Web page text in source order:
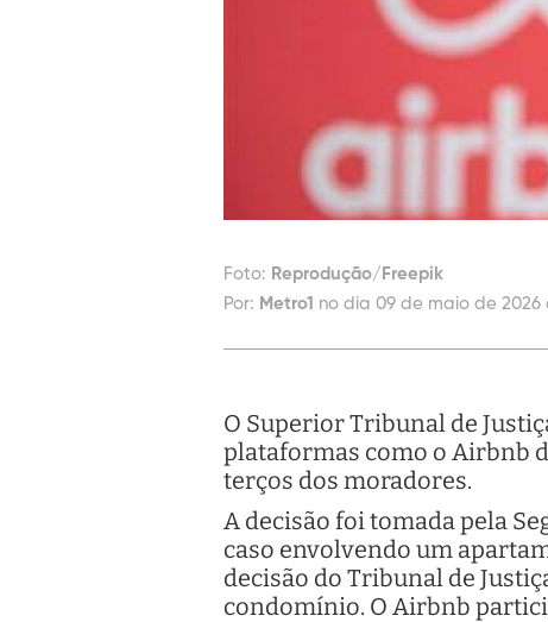
Foto: Reprodução/Freepik
Por: Metro1 no dia 09 de maio de 2026
O Superior Tribunal de
plataformas como o Airbnb
terços dos moradores.
A decisão foi tomada pela
caso envolvendo um
decisão do Tribunal de
condomínio. O Airbnb